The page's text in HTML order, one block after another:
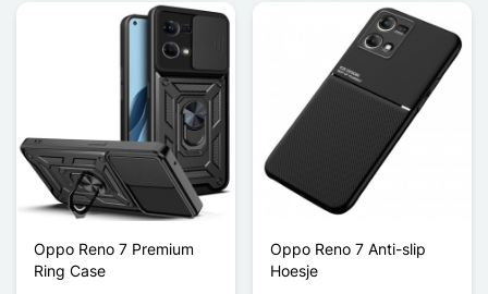
Oppo Reno 7 Premium
Ring Case
Oppo Reno 7 Anti-slip
Hoesje